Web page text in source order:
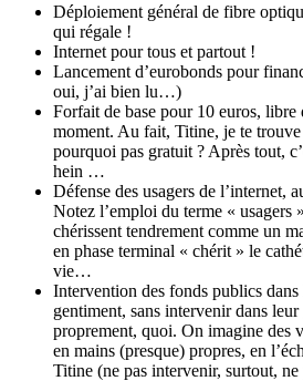
Déploiement général de fibre
qui régale !
Internet pour tous et partout !
Lancement d’eurobonds pour
oui, j’ai bien lu…)
Forfait de base pour 10 euros, libre
moment. Au fait, Titine, je te trouve
pourquoi pas gratuit ? Après tout,
hein …
Défense des usagers de l’internet,
Notez l’emploi du terme « usagers
chérissent tendrement comme un
en phase terminal « chérit » le
vie…
Intervention des fonds publics dans
gentiment, sans intervenir dans
proprement, quoi. On imagine des
en mains (presque) propres, en
Titine (ne pas intervenir, surtout,